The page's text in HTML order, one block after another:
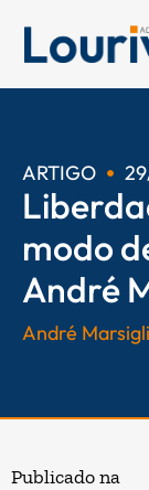
conteúdo
ARTIGO
modo
André
André
Publicado na